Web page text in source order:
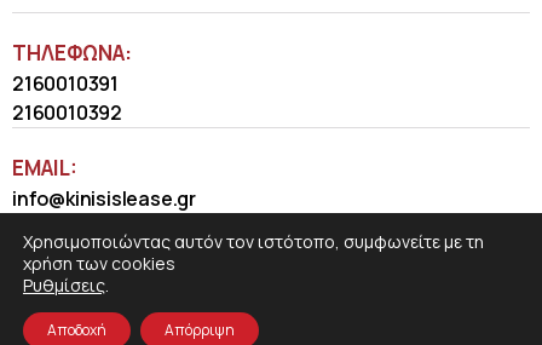
ΤΗΛΈΦΩΝΑ:
2160010391
2160010392
EMAIL:
info@kinisislease.gr
Χρησιμοποιώντας αυτόν τον ιστότοπο, συμφωνείτε με τη
χρήση των cookies
Ρυθμίσεις.
Αποδοχή Απόρριψη